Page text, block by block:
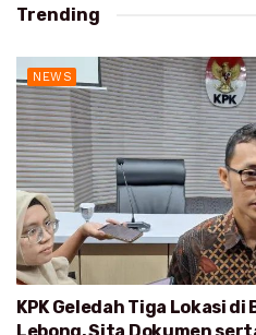
Trending
NEWS
KPK Geledah Tiga Lokasi
Lebong, Sita Dokumen